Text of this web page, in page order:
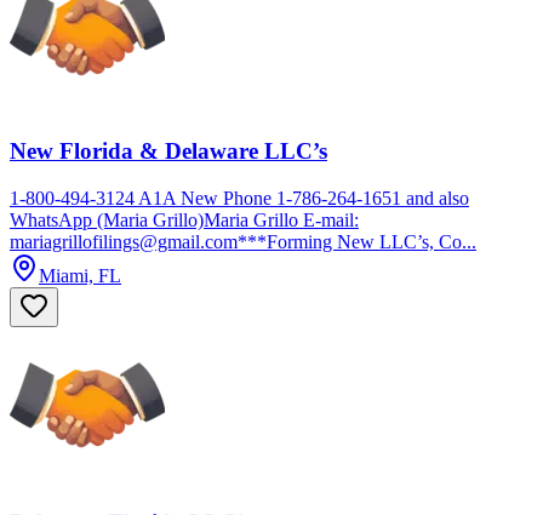
New Florida & Delaware LLC’s
1-800-494-3124 A1A New Phone 1-786-264-1651 and also
WhatsApp (Maria Grillo)Maria Grillo E-mail:
mariagrillofilings@gmail.com***Forming New LLC’s, Co...
Miami, FL